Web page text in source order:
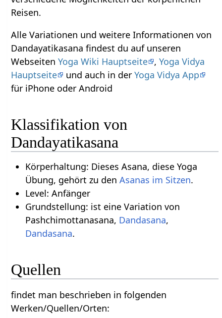
Reisen.
Alle Variationen und weitere Informationen von
Dandayatikasana findest du auf unseren
WebseitenYoga Wiki Hauptseite ,Yoga Vidya
Hauptseite
und auch in derYoga Vidya App
für iPhone oder Android
Klassifikation von
Dandayatikasana
Körperhaltung: Dieses Asana, diese Yoga
Übung, gehört zu den Asanas im Sitzen.
Level: Anfänger
Grundstellung: ist eine Variation von
Pashchimottanasana, Dandasana,
Dandasana.
Quellen
findet man beschrieben in folgenden
Werken/Quellen/Orten: